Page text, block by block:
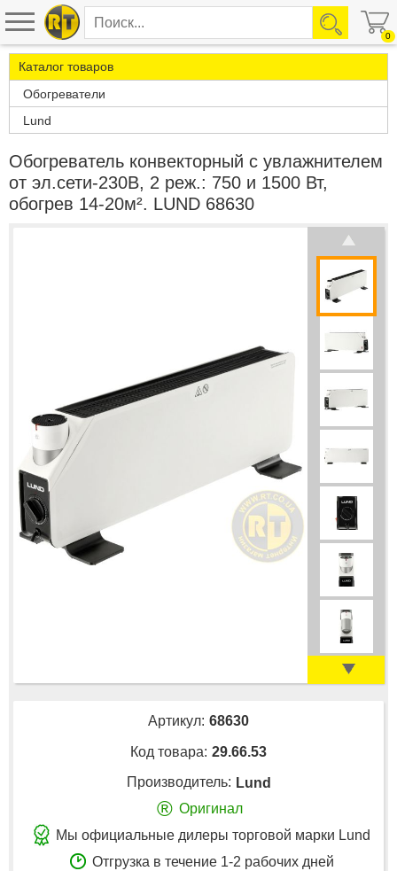
0
Каталог товаров
Обогреватели
Lund
Обогреватель конвекторный с увлажнителем
от эл.сети-230В, 2 реж.: 750 и 1500 Вт,
обогрев 14-20м². LUND 68630
Артикул: 68630
Код товара: 29.66.53
Производитель: Lund
® Оригинал
Мы официальные дилеры торговой марки Lund
Отгрузка в течение 1-2 рабочих дней